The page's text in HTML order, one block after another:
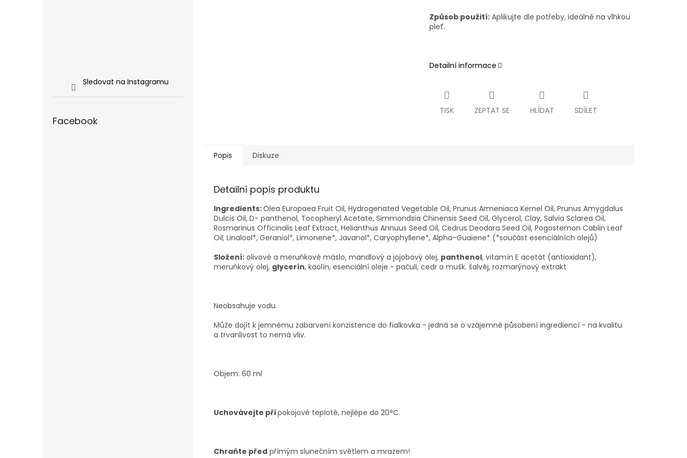
Sledovat na Instagramu
Facebook
Způsob použití:Aplikujte dle potřeby, ideálně na vlhkou
pleť.
Detailní informace
TISK ZEPTAT SE HLÍDAT SDÍLET
Popis Diskuze
Detailní popis produktu
Ingredients:Olea Europaea Fruit Oil, Hydrogenated Vegetable Oil, Prunus Armeniaca Kernel Oil, Prunus Amygdalus
Dulcis Oil, D- panthenol, Tocopheryl Acetate, Simmondsia Chinensis Seed Oil, Glycerol, Clay, Salvia Sclarea Oil,
Rosmarinus Officinalis Leaf Extract, Helianthus Annuus Seed Oil, Cedrus Deodara Seed Oil, Pogostemon Cablin Leaf
Oil, Linalool*, Geraniol*, Limonene*, Javanol*, Caryophyllene*, Alpha-Guaiene* (*součást esenciálních olejů)
Složení: olivové a meruňkové máslo, mandlový a jojobový olej, panthenol, vitamín E acetát (antioxidant),
meruňkový olej, glycerín, kaolín, esenciální oleje - pačuli, cedr a mušk. šalvěj, rozmarýnový extrakt
Neobsahuje vodu.
Může dojít k jemnému zabarvení konzistence do fialkovka - jedná se o vzájemné působení ingrediencí - na kvalitu
a trvanlivost to nemá vliv.
Objem: 60 ml
Uchovávejte připokojové teplotě, nejlépe do 20°C.
Chraňte před přímým slunečním světlem a mrazem!